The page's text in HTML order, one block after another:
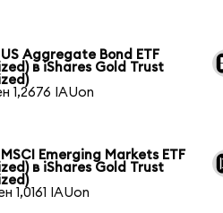
Aggregate Bond ETF
в iShares Gold Trust
1,2676 IAUon
Emerging Markets ETF
в iShares Gold Trust
1,0161 IAUon